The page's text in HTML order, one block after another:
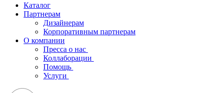
Каталог
Партнерам
Дизайнерам
Корпоративным партнерам
О компании
Пресса о нас
Коллаборации
Помощь
Услуги